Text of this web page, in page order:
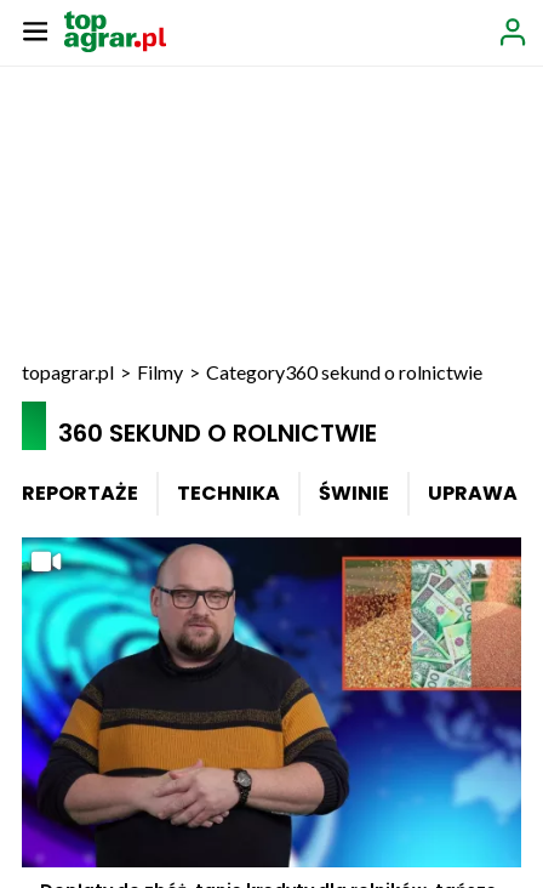
topagrar.pl > Filmy > Category360 sekund o rolnictwie
360 SEKUND O ROLNICTWIE
REPORTAŻE TECHNIKA ŚWINIE UPRAWA